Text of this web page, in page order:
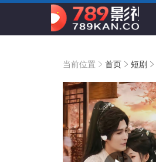
当前位置 首页 短剧